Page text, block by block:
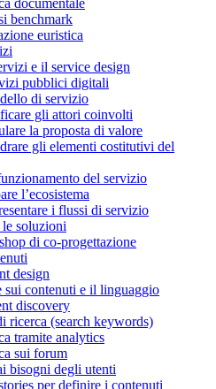
benchmark
euristica
e il service design
pubblici digitali
di servizio
gli attori coinvolti
la proposta di valore
gli elementi costitutivi del
del servizio
l’ecosistema
i flussi di servizio
soluzioni
di co-progettazione
design
sui contenuti e il linguaggio
discovery
ricerca (search keywords)
tramite analytics
sui forum
bisogni degli utenti
per definire i contenuti